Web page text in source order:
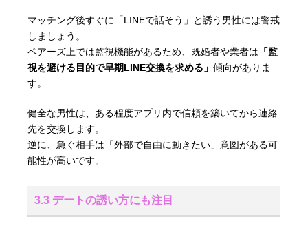
マッチング後すぐに「LINEで話そう」と誘う男性には警戒
しましょう。
ペアーズ上では監視機能があるため、既婚者や業者は 「監
視を避ける目的で早期LINE交換を求める」傾向がありま
す。
健全な男性は、ある程度アプリ内で信頼を築いてから連絡
先を交換します。
逆に、急ぐ相手は「外部で自由に動きたい」意図がある可
能性が高いです。
3.3 デートの誘い方にも注目